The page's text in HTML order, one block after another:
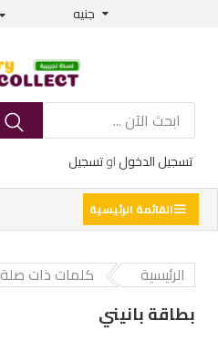
جنيه
تسجيل الدخولاوتسجيل
القائمة الرئيسية
الرئيسية كلمات ذات صلة
بطاقة بانيني